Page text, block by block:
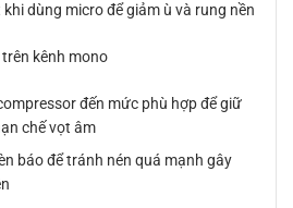
dùng micro để giảm ù và rung nền
kênh mono
đến mức phù hợp để giữ
chế vọt âm
báo để tránh nén quá mạnh gây